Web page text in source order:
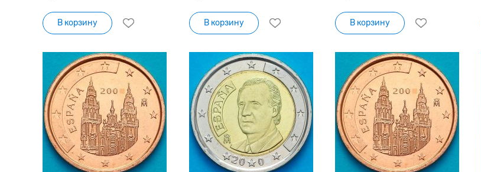
В корзину В корзину В корзину